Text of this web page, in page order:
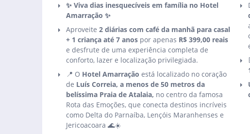
✨ Viva dias inesquecíveis em família no Hotel
Amarração ✨
Aproveite 2 diárias com café da manhã para casal
+ 1 criança até 7 anos por apenas R$ 399,00 reais
e desfrute de uma experiência completa de
conforto, lazer e localização privilegiada.
📍 O Hotel Amarração está localizado no coração
de Luís Correia, a menos de 50 metros da
belíssima Praia de Atalaia, no centro da famosa
Rota das Emoções, que conecta destinos incríveis
como Delta do Parnaíba, Lençóis Maranhenses e
Jericoacoara 🌊☀️